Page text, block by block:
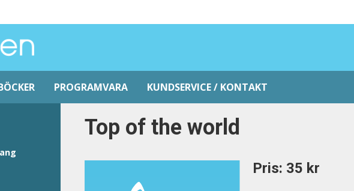
PROGRAMVARA KUNDSERVICE / KONTAKT
Top of the world
Pris: 35 kr